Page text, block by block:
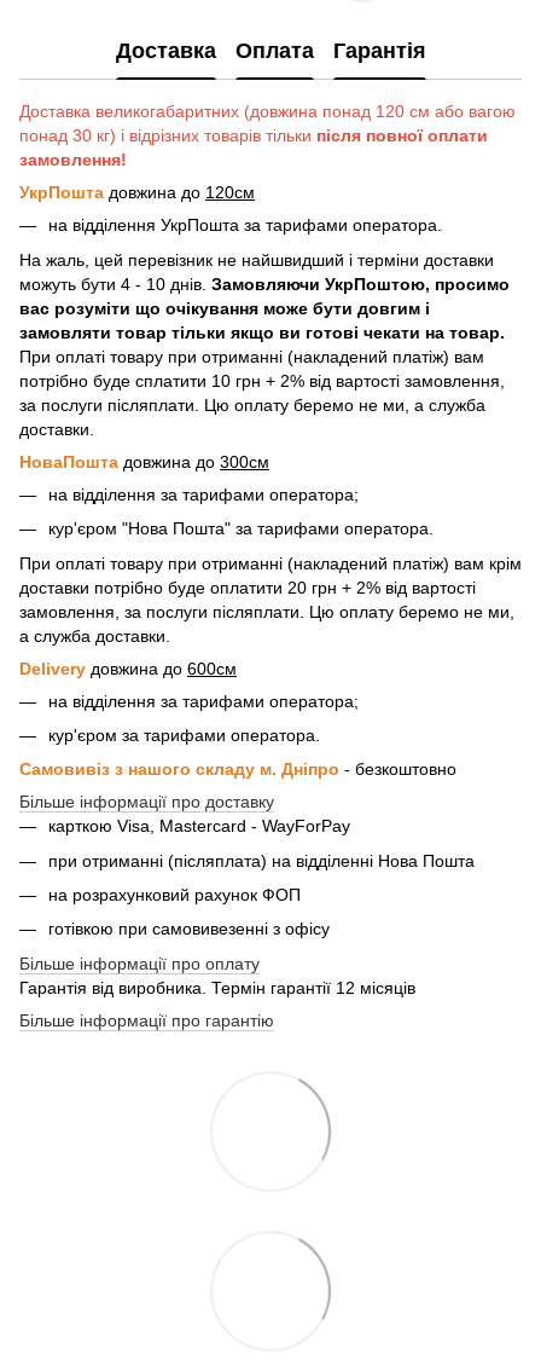
Доставка Оплата Гарантія
Доставка великогабаритних (довжина понад 120 см або вагою
понад 30 кг) і відрізних товарів тільки після повної оплати
замовлення!
УкрПошта довжина до 120см
на відділення УкрПошта за тарифами оператора.
На жаль, цей перевізник не найшвидший і терміни доставки
можуть бути 4 - 10 днів. Замовляючи УкрПоштою, просимо
вас розуміти що очікування може бути довгим і
замовляти товар тільки якщо ви готові чекати на товар.
При оплаті товару при отриманні (накладений платіж) вам
потрібно буде сплатити 10 грн + 2% від вартості замовлення,
за послуги післяплати. Цю оплату беремо не ми, а служба
доставки.
НоваПошта довжина до 300см
на відділення за тарифами оператора;
кур'єром "Нова Пошта" за тарифами оператора.
При оплаті товару при отриманні (накладений платіж) вам крім
доставки потрібно буде оплатити 20 грн + 2% від вартості
замовлення, за послуги післяплати. Цю оплату беремо не ми,
а служба доставки.
Delivery довжина до 600см
на відділення за тарифами оператора;
кур'єром за тарифами оператора.
Самовивіз з нашого складу м. Дніпро - безкоштовно
Більше інформації про доставку
карткою Visa, Mastercard - WayForPay
при отриманні (післяплата) на відділенні Нова Пошта
на розрахунковий рахунок ФОП
готівкою при самовивезенні з офісу
Більше інформації про оплату
Гарантія від виробника. Термін гарантії 12 місяців
Більше інформації про гарантію